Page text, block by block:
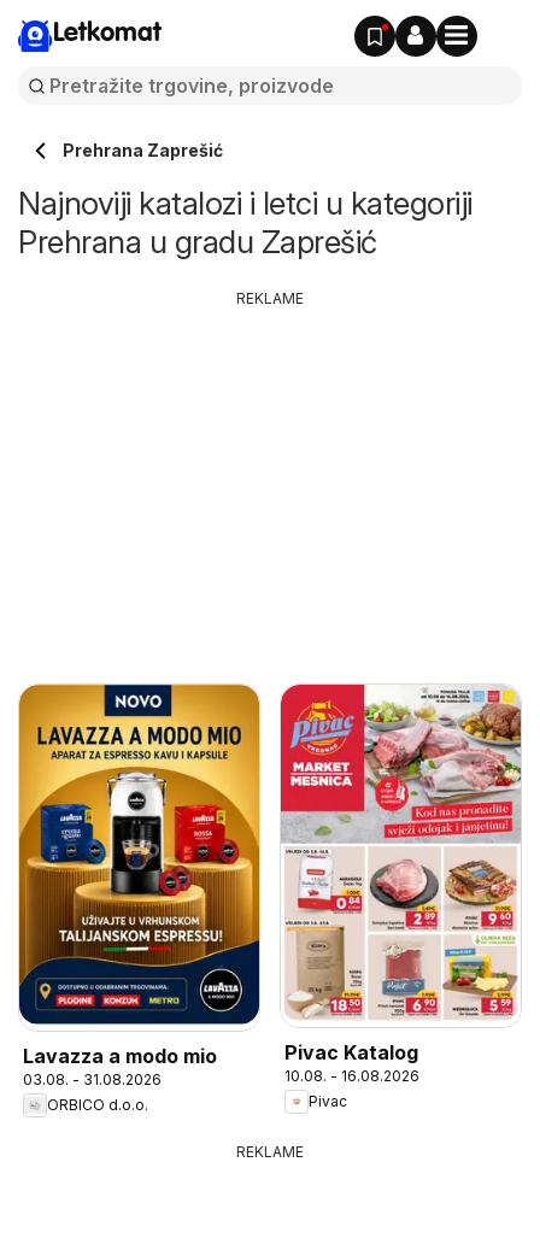
Letkomat
Prehrana Zaprešić
Najnoviji katalozi i letci u kategoriji
Prehrana u gradu Zaprešić
Lavazza a modo mio
03.08. - 31.08.2026
ORBICO d.o.o.
Pivac Katalog
10.08. - 16.08.2026
Pivac
REKLAME
REKLAME